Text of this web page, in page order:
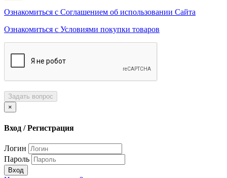
Ознакомиться с Соглашением об использовании Сайта
Ознакомиться с Условиями покупки товаров
Задать вопрос
×
Вход / Регистрация
Логин
Пароль
Вход